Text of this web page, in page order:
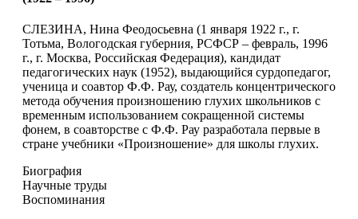
СЛЕЗИНА, Нина Феодосьевна (1 января 1922 г., г.
Тотьма, Вологодская губерния, РСФСР ‒ февраль, 1996
г., г. Москва, Российская Федерация), кандидат
педагогических наук (1952), выдающийся сурдопедагог,
ученица и соавтор Ф.Ф. Рау, создатель концентрического
метода обучения произношению глухих школьников с
временным использованием сокращенной системы
фонем, в соавторстве с Ф.Ф. Рау разработала первые в
стране учебники «Произношение» для школы глухих.
Биография
Научные труды
Воспоминания